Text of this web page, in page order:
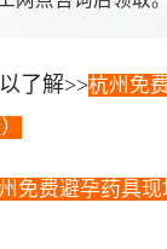
了解>>杭州免
免费避孕药具